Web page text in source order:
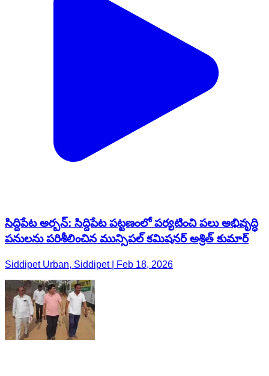
సిద్దిపేట అర్బన్: సిద్దిపేట పట్టణంలో పర్యటించి పలు అభివృద్ధి
పనులను పరిశీలించిన మున్సిపల్ కమిషనర్ అశ్రిత్ కుమార్
Siddipet Urban, Siddipet | Feb 18, 2026